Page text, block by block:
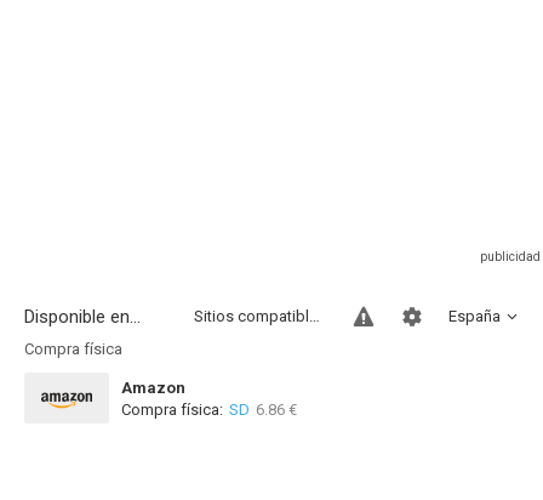
Disponible en... España
Sitios compatibles
Compra física
Amazon
Compra física: SD 6.86 €